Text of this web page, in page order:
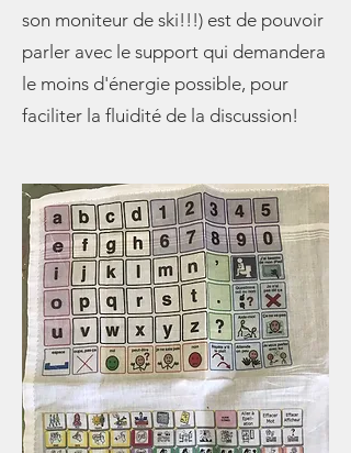
son moniteur de ski!!!) est de pouvoir
parler avec le support qui demandera
le moins d'énergie possible, pour
faciliter la fluidité de la discussion!